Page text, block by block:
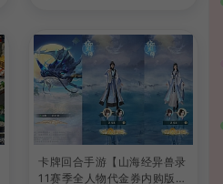
卡牌回合手游【山海经异兽录
11赛季全人物代金券内购版】